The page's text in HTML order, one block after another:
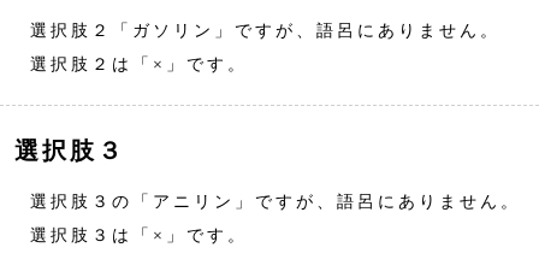
選択肢２「ガソリン」ですが、語呂にありません。
選択肢２は「×」です。
選択肢３
選択肢３の「アニリン」ですが、語呂にありません。
選択肢３は「×」です。